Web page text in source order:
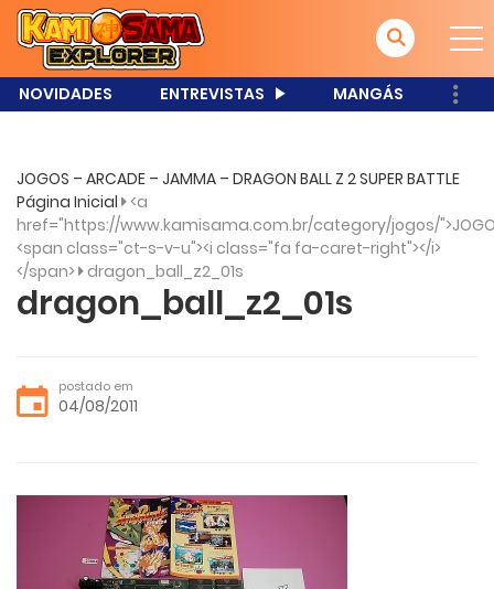
NOVIDADES ENTREVISTAS MANGÁS
JOGOS – ARCADE – JAMMA – DRAGON BALL Z 2 SUPER BATTLE
Página Inicial <a
href="https://www.kamisama.com.br/category/jogos/
<span class="ct-s-v-u"><i class="fa fa-caret-right"></i>
</span> dragon_ball_z2_01s
dragon_ball_z2_01s
postado em
04/08/2011